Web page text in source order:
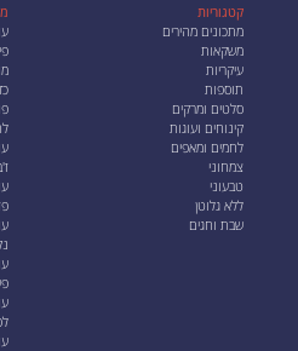
קטגוריות
מתכונים מהירים
משקאות
עיקריות
תוספות
סלטים ומרקים
קינוחים ועוגות
לחמים ומאפים
צמחוני
טבעוני
ללא גלוטן
שבת וחגים